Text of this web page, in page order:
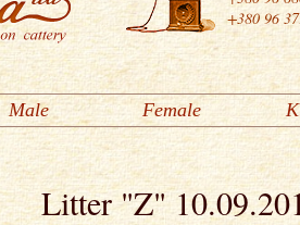
+380 96
Male Female
Litter "Z"